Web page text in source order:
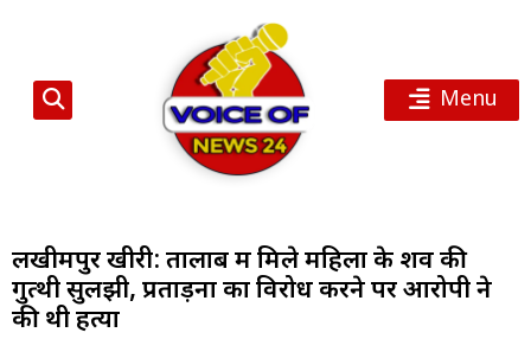
Menu
लखीमपुर खीरी: तालाब में मिले महिला के शव की
गुत्थी सुलझी, प्रताड़ना का विरोध करने पर आरोपी ने
की थी हत्या